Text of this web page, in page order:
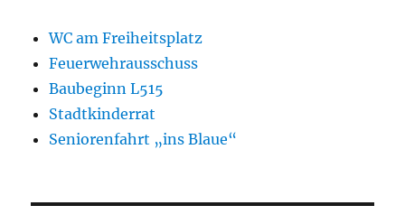
WC am Freiheitsplatz
Feuerwehrausschuss
Baubeginn L515
Stadtkinderrat
Seniorenfahrt „ins Blaue“